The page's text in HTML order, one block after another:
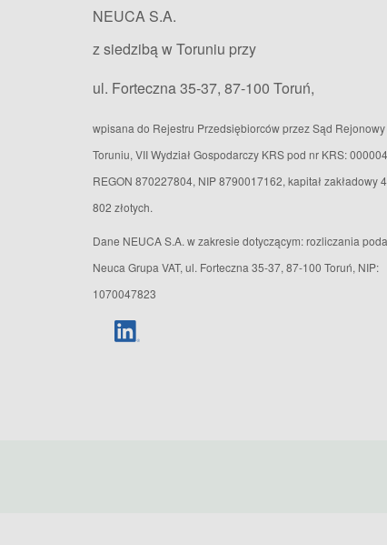
NEUCA S.A.
z siedzibą w Toruniu przy
ul. Forteczna 35-37, 87-100 Toruń,
wpisana do Rejestru Przedsiębiorców przez Sąd
Toruniu, VII Wydział Gospodarczy KRS pod nr KRS:
REGON 870227804, NIP 8790017162, kapitał zakładowy
802 złotych.
Dane NEUCA S.A. w zakresie dotyczącym: rozliczania
Neuca Grupa VAT, ul. Forteczna 35-37, 87-100 Toruń, NIP:
1070047823